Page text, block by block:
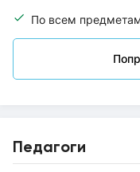
По всем
Педагоги